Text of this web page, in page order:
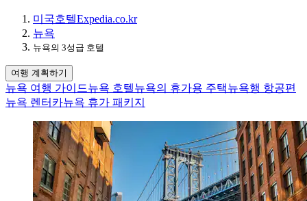
미국호텔Expedia.co.kr
뉴욕
뉴욕의 3성급 호텔
여행 계획하기
뉴욕 여행 가이드뉴욕 호텔뉴욕의 휴가용 주택뉴욕행 항공편
뉴욕 렌터카뉴욕 휴가 패키지